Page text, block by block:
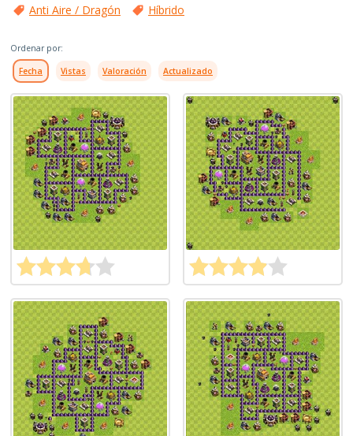
Anti Aire / Dragón
Híbrido
Ordenar por:
Fecha Vistas Valoración Actualizado